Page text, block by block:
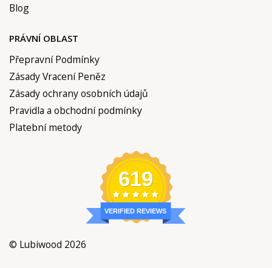
Blog
PRÁVNÍ OBLAST
Přepravní Podmínky
Zásady Vracení Peněz
Zásady ochrany osobních údajů
Pravidla a obchodní podmínky
Platební metody
619
VERIFIED REVIEWS
© Lubiwood 2026